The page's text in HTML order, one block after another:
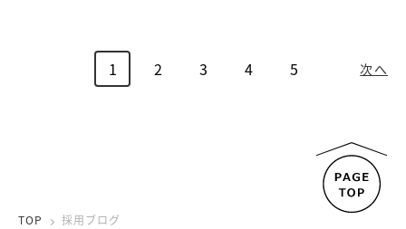
1 2 3 4 5 次へ
TOP 採用ブログ